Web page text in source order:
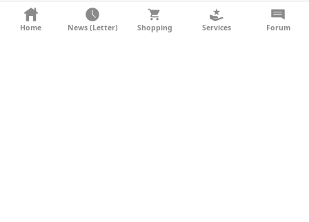
KONTAKT
Home News (Letter) Shopping Services Forum